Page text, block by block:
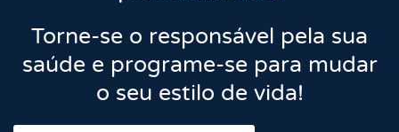
Torne-se o responsável pela sua
saúde e programe-se para mudar
o seu estilo de vida!